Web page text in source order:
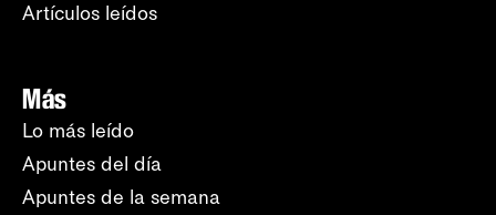
Artículos leídos
Más
Lo más leído
Apuntes del día
Apuntes de la semana